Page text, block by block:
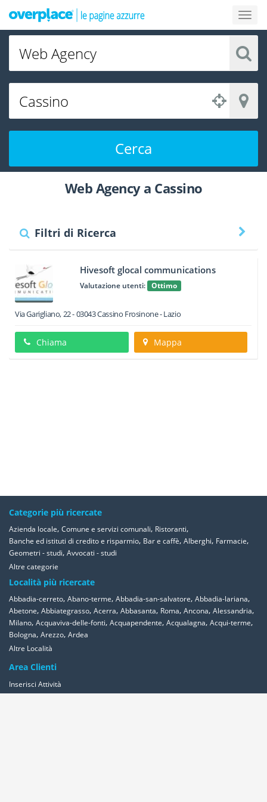
Cerca
Web Agency a Cassino
Filtri di Ricerca
Hivesoft glocal communications
Valutazione utenti: Ottimo
Via Garigliano, 22-03043Cassino Frosinone -Lazio
Chiama Mappa
Categorie più ricercate
Azienda locale, Comune e servizi comunali, Ristoranti,
Banche ed istituti di credito e risparmio, Bar e caffè, Alberghi, Farmacie,
Geometri - studi, Avvocati - studi
Altre categorie
Località più ricercate
Abbadia-cerreto, Abano-terme, Abbadia-san-salvatore, Abbadia-lariana,
Abetone, Abbiategrasso, Acerra, Abbasanta, Roma, Ancona, Alessandria,
Milano, Acquaviva-delle-fonti, Acquapendente, Acqualagna, Acqui-terme,
Bologna, Arezzo, Ardea
Altre Località
Area Clienti
Inserisci Attività